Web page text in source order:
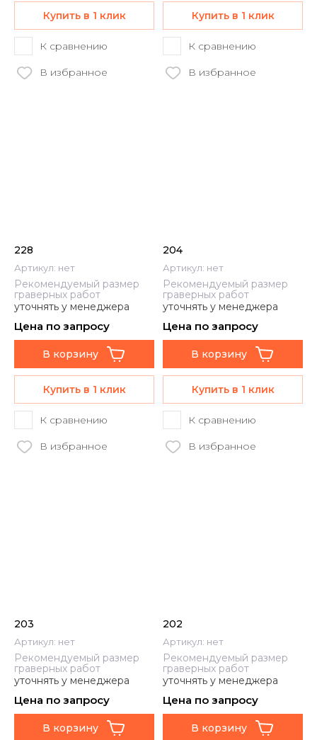
Купить в 1 клик
К сравнению
В избранное
Купить в 1 клик
К сравнению
В избранное
228
Артикул: нет
Рекомендуемый размер
граверных работ
уточнять у менеджера
Цена по запросу
В корзину
Купить в 1 клик
К сравнению
В избранное
204
Артикул: нет
Рекомендуемый размер
граверных работ
уточнять у менеджера
Цена по запросу
В корзину
Купить в 1 клик
К сравнению
В избранное
203
Артикул: нет
Рекомендуемый размер
граверных работ
уточнять у менеджера
Цена по запросу
В корзину
202
Артикул: нет
Рекомендуемый размер
граверных работ
уточнять у менеджера
Цена по запросу
В корзину